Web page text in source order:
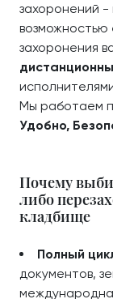
захоронений -
возможностью
захоронения
Мы работаем
Удобно,
Почему
либо
кладбище
Полный
документов,